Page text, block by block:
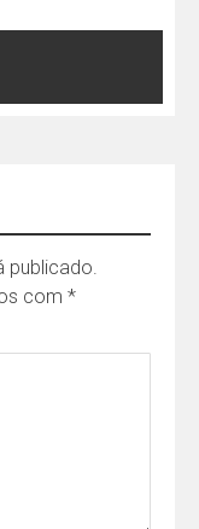
publicado.
com *